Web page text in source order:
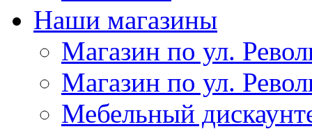
Наши магазины
Магазин по ул.
Магазин по ул.
Мебельный